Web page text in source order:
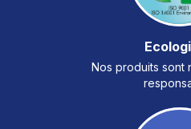
Nos produits sont